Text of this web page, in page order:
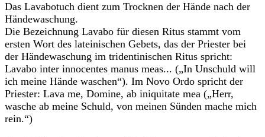
Das Lavabotuch dient zum Trocknen der Hände nach der
Händewaschung.
Die Bezeichnung Lavabo für diesen Ritus stammt vom
ersten Wort des lateinischen Gebets, das der Priester bei
der Händewaschung im tridentinischen Ritus spricht:
Lavabo inter innocentes manus meas... („In Unschuld will
ich meine Hände waschen“). Im Novo Ordo spricht der
Priester: Lava me, Domine, ab iniquitate mea („Herr,
wasche ab meine Schuld, von meinen Sünden mache mich
rein.“)